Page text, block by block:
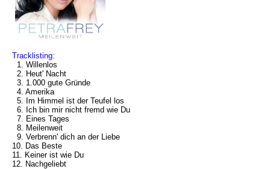
Tracklisting:
1. Willenlos
2. Heut' Nacht
3. 1.000 gute Gründe
4. Amerika
5. Im Himmel ist der Teufel los
6. Ich bin mir nicht fremd wie Du
7. Eines Tages
8. Meilenweit
9. Verbrenn' dich an der Liebe
10. Das Beste
11. Keiner ist wie Du
12. Nachgeliebt